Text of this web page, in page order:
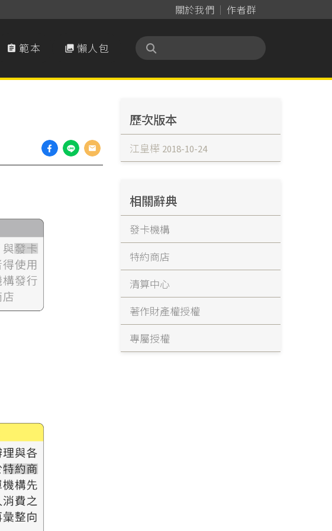
關於我們 作者群
 範本  懶人包
歷次版本
江皇樺 2018-10-24
相關辭典
發卡機構
特約商店
清算中心
著作財產權授權
專屬授權